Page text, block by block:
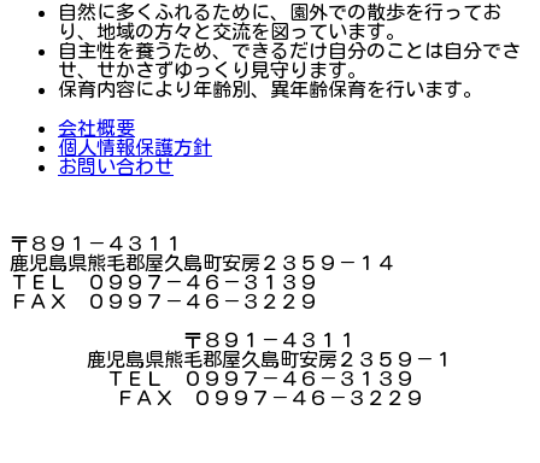
自然に多くふれるために、園外での散歩を行ってお
り、地域の方々と交流を図っています。
自主性を養うため、できるだけ自分のことは自分でさ
せ、せかさずゆっくり見守ります。
保育内容により年齢別、異年齢保育を行います。
会社概要
個人情報保護方針
お問い合わせ
〒８９１－４３１１
鹿児島県熊毛郡屋久島町安房２３５９－１４
ＴＥＬ ０９９７－４６－３１３９
ＦＡＸ ０９９７－４６－３２２９
〒８９１－４３１１
鹿児島県熊毛郡屋久島町安房２３５９－１
ＴＥＬ ０９９７－４６－３１３９
ＦＡＸ ０９９７－４６－３２２９